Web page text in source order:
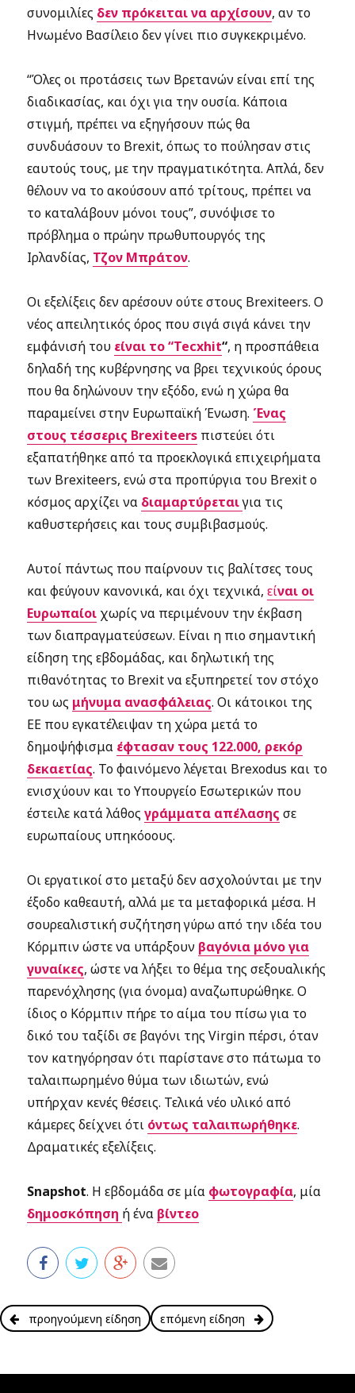
συνομιλίες δεν πρόκειται να αρχίσουν, αν το
Ηνωμένο Βασίλειο δεν γίνει πιο συγκεκριμένο.
“Όλες οι προτάσεις των Βρετανών είναι επί της
διαδικασίας, και όχι για την ουσία. Κάποια
στιγμή, πρέπει να εξηγήσουν πώς θα
συνδυάσουν το Brexit, όπως το πούλησαν στις
εαυτούς τους, με την πραγματικότητα. Απλά, δεν
θέλουν να το ακούσουν από τρίτους, πρέπει να
το καταλάβουν μόνοι τους”, συνόψισε το
πρόβλημα ο πρώην πρωθυπουργός της
Ιρλανδίας, Τζον Μπράτον.
Οι εξελίξεις δεν αρέσουν ούτε στους Brexiteers. Ο
νέος απειλητικός όρος που σιγά σιγά κάνει την
εμφάνισή του είναι το “Tecxhit“, η προσπάθεια
δηλαδή της κυβέρνησης να βρει τεχνικούς όρους
που θα δηλώνουν την εξόδο, ενώ η χώρα θα
παραμείνει στην Ευρωπαϊκή Ένωση. Ένας
στους τέσσερις Brexiteers πιστεύει ότι
εξαπατήθηκε από τα προεκλογικά επιχειρήματα
των Brexiteers, ενώ στα προπύργια του Brexit ο
κόσμος αρχίζει να διαμαρτύρεταιγια τις
καθυστερήσεις και τους συμβιβασμούς.
Αυτοί πάντως που παίρνουν τις βαλίτσες τους
και φεύγουν κανονικά, και όχι τεχνικά,είναι οι
Ευρωπαίοι χωρίς να περιμένουν την έκβαση
των διαπραγματεύσεων. Είναι η πιο σημαντική
είδηση της εβδομάδας, και δηλωτική της
πιθανότητας το Brexit να εξυπηρετεί τον στόχο
του ως μήνυμα ανασφάλειας. Οι κάτοικοι της
ΕΕ που εγκατέλειψαν τη χώρα μετά το
δημοψήφισμα έφτασαν τους 122.000, ρεκόρ
δεκαετίας. Το φαινόμενο λέγεται Brexodus και το
ενισχύουν και το Υπουργείο Εσωτερικών που
έστειλε κατά λάθοςγράμματα απέλασης σε
ευρωπαίους υπηκόοους.
Οι εργατικοί στο μεταξύ δεν ασχολούνται με την
έξοδο καθεαυτή, αλλά με τα μεταφορικά μέσα. Η
σουρεαλιστική συζήτηση γύρω από την ιδέα του
Κόρμπιν ώστε να υπάρξουν βαγόνια μόνο για
γυναίκες, ώστε να λήξει το θέμα της σεξουαλικής
παρενόχλησης (για όνομα) αναζωπυρώθηκε. Ο
ίδιος ο Κόρμπιν πήρε το αίμα του πίσω για το
δικό του ταξίδι σε βαγόνι της Virgin πέρσι, όταν
τον κατηγόρησαν ότι παρίστανε στο πάτωμα το
ταλαιπωρημένο θύμα των ιδιωτών, ενώ
υπήρχαν κενές θέσεις. Τελικά νέο υλικό από
κάμερες δείχνει ότι όντως ταλαιπωρήθηκε.
Δραματικές εξελίξεις.
Snapshot. Η εβδομάδα σε μία φωτογραφία, μία
δημοσκόπηση ή ένα βίντεο
προηγούμενη είδηση επόμενη είδηση